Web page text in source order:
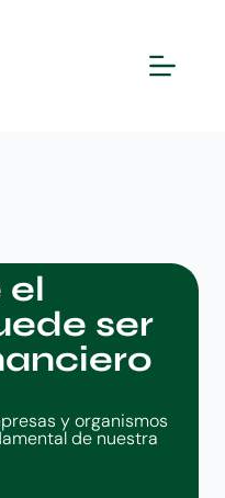
el
ser
y organismos
de nuestra